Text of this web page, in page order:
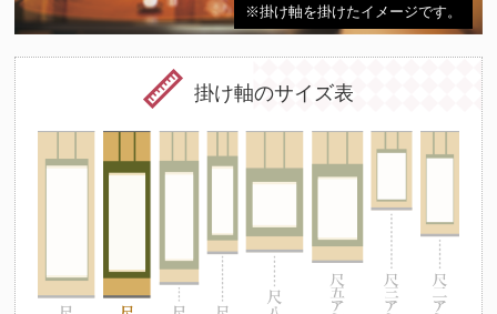
※掛け軸を掛けたイメージです。
掛け軸のサイズ表